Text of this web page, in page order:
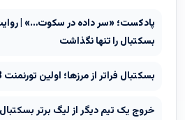
پادکست؛ «سر داده در سکوت…» |
بسکتبال را تنها نگذاشت
بسکتبال فراتر از مرزها؛ اولین تورنمنت 3×3 ایرانیان در کانادا
خروج یک تیم دیگر از لیگ برتر